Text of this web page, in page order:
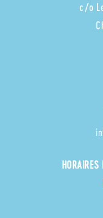
c/o
HORAIRES